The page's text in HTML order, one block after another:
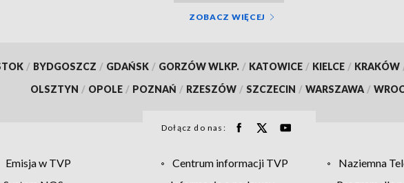
ZOBACZ WIĘCEJ
/ BYDGOSZCZ / GDAŃSK / GORZÓW WLKP. / KATOWICE / KIELCE / KRAKÓW
OLSZTYN / OPOLE / POZNAŃ / RZESZÓW / SZCZECIN / WARSZAWA /
Dołącz do nas:
Emisja w TVP Centrum informacji TVP Naziemna